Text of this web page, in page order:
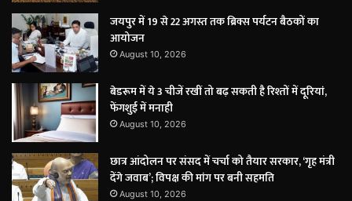
जयपुर में 19 से 22 अगस्त तक ब्रिक्स पर्यटन बैठकों का
आयोजन
August 10, 2026
बेडरूम में ये 3 चीजें रखीं तो बढ़ सकती है रिश्तों में दूरियां,
फेंगशुई में मनाही
August 10, 2026
छात्र आंदोलन पर संसद में चर्चा को तैयार सरकार, ‘गृह मंत्री
देंगे जवाब’; विपक्ष की मांग पर बनी सहमति
August 10, 2026